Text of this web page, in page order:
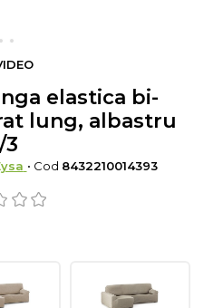
elastica bi-
lung, albastru
3
• Cod 8432210014393